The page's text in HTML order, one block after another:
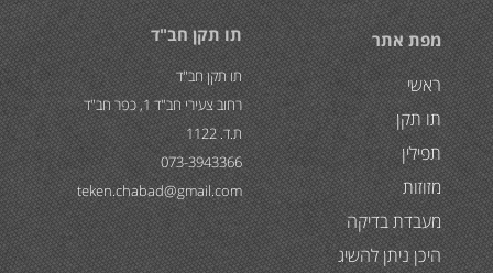
מפת אתר
ראשי
תו תקן
תפילין
מזוזות
מעבדת בדיקה
היכן ניתן להשיג
תו תקן חב"ד
תו תקן חב"ד
רחוב צעירי חב"ד 1, כפר חב"ד
ת.ד. 1122
073-3943366
teken.chabad@gmail.com